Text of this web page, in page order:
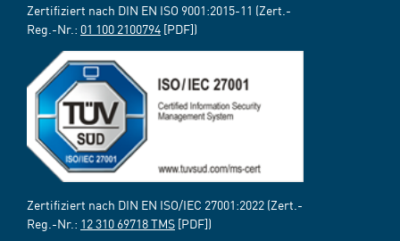
Zertifiziert nach DIN EN ISO 9001:2015-11 (Zert.-
Reg.-Nr.: 01 100 2100794 [PDF])
Zertifiziert nach DIN EN ISO/IEC 27001:2022 (Zert.-
Reg.-Nr.: 12 310 69718 TMS [PDF])